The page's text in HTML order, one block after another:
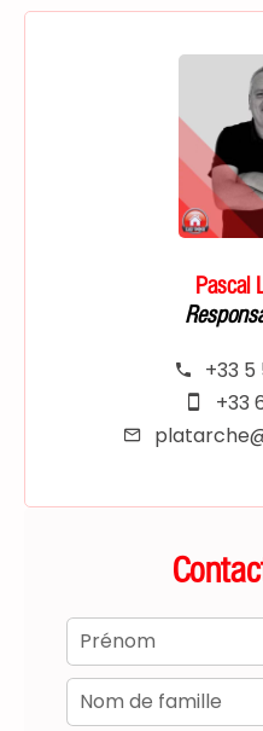
Pascal
+33 5
+33